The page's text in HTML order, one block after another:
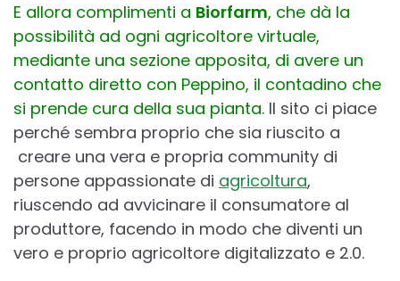
E allora complimenti a Biorfarm, che dà la
possibilità ad ogni agricoltore virtuale,
mediante una sezione apposita, di avere un
contatto diretto con Peppino, il contadino che
si prende cura della sua pianta. Il sito ci piace
perché sembra proprio che sia riuscito a
creare una vera e propria community di
persone appassionate di agricoltura,
riuscendo ad avvicinare il consumatore al
produttore, facendo in modo che diventi un
vero e proprio agricoltore digitalizzato e 2.0.